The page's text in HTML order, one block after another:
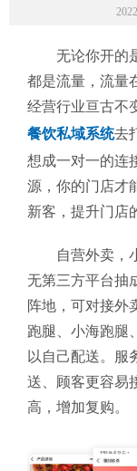
无论你开的
都是流量，流量
经营行业亘古不
餐饮私域系统去
想成一对一的连
源，你的门店才
新客，提升门店
自营外卖，
无第三方平台抽
阵地，可对接外
跑腿、小海跑腿
以自己配送。服
送、顾客更容易
高，增加复购。